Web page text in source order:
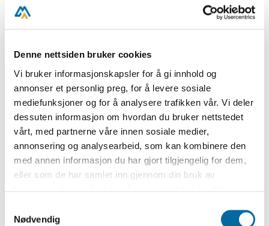
Denne nettsiden bruker cookies
Vi bruker informasjonskapsler for å gi innhold og
annonser et personlig preg, for å levere sosiale
mediefunksjoner og for å analysere trafikken vår. Vi deler
dessuten informasjon om hvordan du bruker nettstedet
vårt, med partnerne våre innen sosiale medier,
annonsering og analysearbeid, som kan kombinere den
med annen informasjon du har gjort tilgjengelig for dem,
eller som de har samlet inn gjennom din bruk av
så endre samtykke og så avvis.
Nødvendig
Velkommen til Merdøgaard museum!
Museet er åpent hver dag fra 22. juni til 9.
Merdøgaard er en liten kystgård med